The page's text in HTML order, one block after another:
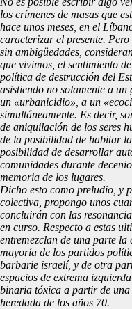
los crímenes de masas que
hace unos meses, en el
caracterizar el presente.
sin ambigüedades,
que vivimos, el sentimiento
política de destrucción del
asistiendo no solamente a
un «urbanicidio», a un
simultáneamente. Es decir,
de aniquilación de los seres
de la posibilidad de habitar
posibilidad de desarrollar
comunidades durante
memoria de los lugares.
Dicho esto como preludio, y
colectiva, propongo unos
concluirán con las
en curso. Respecto a estas
entremezclan de una parte
mayoría de los partidos
barbarie israelí, y de otra
espacios de extrema
binaria tóxica a partir de
heredada de los años 70.